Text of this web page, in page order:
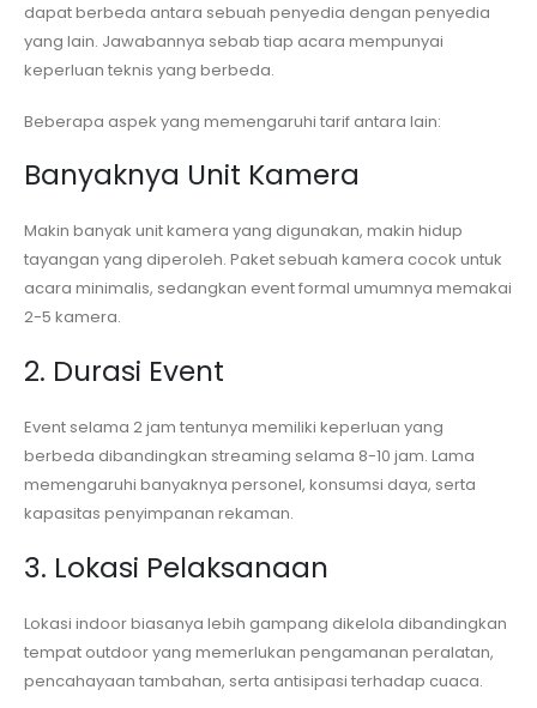
dapat berbeda antara sebuah penyedia dengan penyedia
yang lain. Jawabannya sebab tiap acara mempunyai
keperluan teknis yang berbeda.
Beberapa aspek yang memengaruhi tarif antara lain:
Banyaknya Unit Kamera
Makin banyak unit kamera yang digunakan, makin hidup
tayangan yang diperoleh. Paket sebuah kamera cocok untuk
acara minimalis, sedangkan event formal umumnya memakai
2-5 kamera.
2. Durasi Event
Event selama 2 jam tentunya memiliki keperluan yang
berbeda dibandingkan streaming selama 8-10 jam. Lama
memengaruhi banyaknya personel, konsumsi daya, serta
kapasitas penyimpanan rekaman.
3. Lokasi Pelaksanaan
Lokasi indoor biasanya lebih gampang dikelola dibandingkan
tempat outdoor yang memerlukan pengamanan peralatan,
pencahayaan tambahan, serta antisipasi terhadap cuaca.